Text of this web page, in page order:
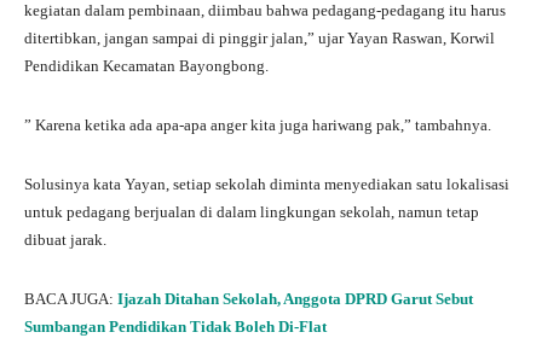
kegiatan dalam pembinaan, diimbau bahwa pedagang-pedagang itu harus
ditertibkan, jangan sampai di pinggir jalan,” ujar Yayan Raswan, Korwil
Pendidikan Kecamatan Bayongbong.
” Karena ketika ada apa-apa anger kita juga hariwang pak,” tambahnya.
Solusinya kata Yayan, setiap sekolah diminta menyediakan satu lokalisasi
untuk pedagang berjualan di dalam lingkungan sekolah, namun tetap
dibuat jarak.
BACA JUGA: Ijazah Ditahan Sekolah, Anggota DPRD Garut Sebut
Sumbangan Pendidikan Tidak Boleh Di-Flat